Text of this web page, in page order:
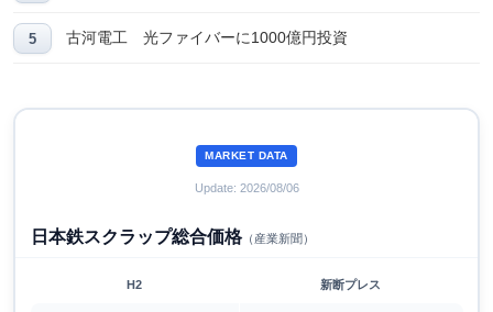
古河電工 光ファイバーに1000億円投資
MARKET DATA
Update: 2026/08/06
日本鉄スクラップ総合価格（産業新聞）
H2 新断プレス